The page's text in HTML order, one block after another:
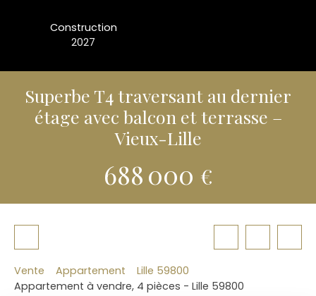
Construction
2027
Superbe T4 traversant au dernier
étage avec balcon et terrasse –
Vieux-Lille
688 000 €
Vente Appartement
Lille 59800
Appartement à vendre, 4 pièces - Lille 59800